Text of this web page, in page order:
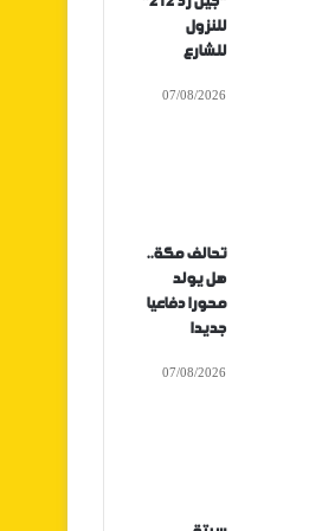
للنزول
للشارع
07/08/2026
تحالف مكة..
هل يولد
محورا دفاعيا
جديدا
07/08/2026